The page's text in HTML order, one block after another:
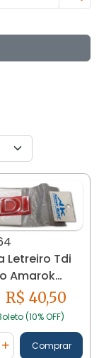
Letreiro Tdi
Amarok
R$ 40,50
(10% OFF)
AdicionarComprar